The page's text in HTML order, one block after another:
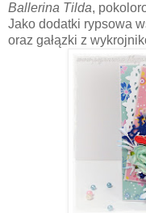
Ballerina Tilda,
Jako dodatki rypsowa
oraz gałązki z